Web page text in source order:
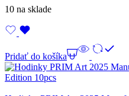
10 na sklade
Pridať do košíka